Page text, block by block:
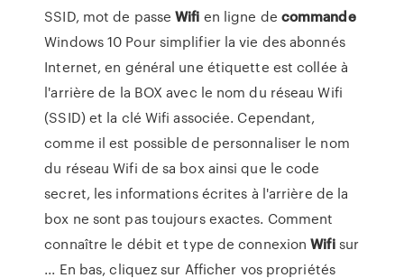
SSID, mot de passeWifi en ligne de commande
Windows 10 Pour simplifier la vie des abonnés
Internet, en général une étiquette est collée à
l'arrière de la BOX avec le nom du réseau Wifi
(SSID) et la clé Wifi associée. Cependant,
comme il est possible de personnaliser le nom
du réseau Wifi de sa box ainsi que le code
secret, les informations écrites à l'arrière de la
box ne sont pas toujours exactes. Comment
connaître le débit et type de connexionWifisur
... En bas, cliquez sur Afficher vos propriétés